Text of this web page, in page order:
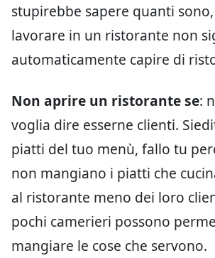
stupirebbe sapere quanti
lavorare in un ristorante non
automaticamente capire di
Non aprire un ristorante se:
voglia dire esserne clienti.
piatti del tuo menù, fallo tu
non mangiano i piatti che
al ristorante meno dei loro
pochi camerieri possono
mangiare le cose che servono.